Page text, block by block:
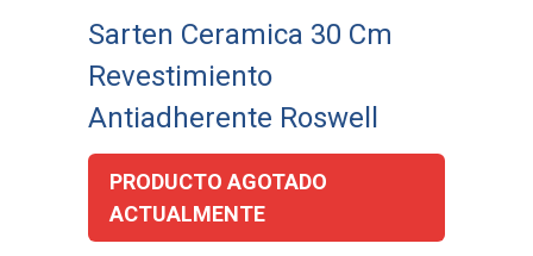
Sarten Ceramica 30 Cm
Revestimiento
Antiadherente Roswell
PRODUCTO AGOTADO
ACTUALMENTE